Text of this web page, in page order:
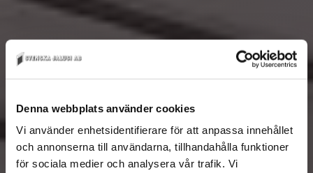
Denna webbplats använder cookies
Vi använder enhetsidentifierare för att anpassa innehållet
och annonserna till användarna, tillhandahålla funktioner
för sociala medier och analysera vår trafik. Vi